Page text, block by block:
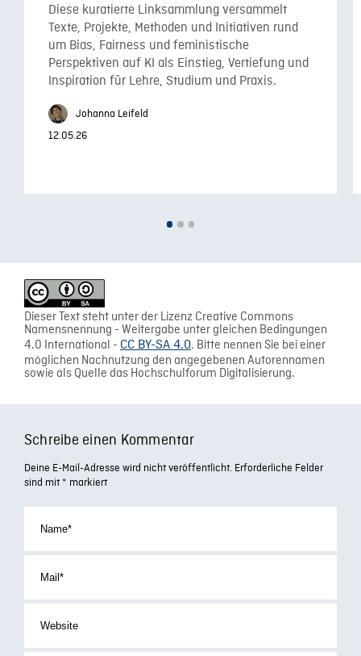
Diese kuratierte Linksammlung versammelt
Texte, Projekte, Methoden und Initiativen rund
um Bias, Fairness und feministische
Perspektiven auf KI als Einstieg, Vertiefung und
Inspiration für Lehre, Studium und Praxis.
Johanna Leifeld
12.05.26
Dieser Text steht unter der Lizenz Creative Commons
Namensnennung - Weitergabe unter gleichen Bedingungen
4.0 International - CC BY-SA 4.0. Bitte nennen Sie bei einer
möglichen Nachnutzung den angegebenen Autorennamen
sowie als Quelle das Hochschulforum Digitalisierung.
Schreibe einen Kommentar
Deine E-Mail-Adresse wird nicht veröffentlicht. Erforderliche Felder
sind mit * markiert